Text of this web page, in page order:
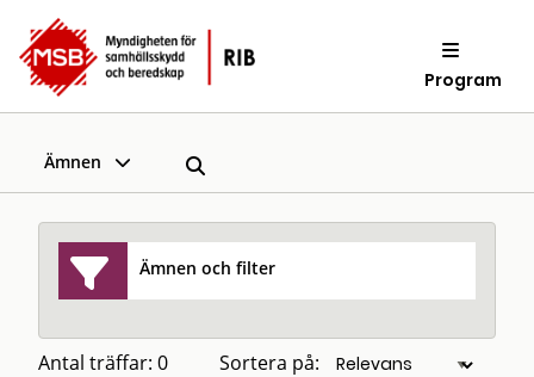
Program
Ämnen
Ämnen och filter
Antal träffar: 0 Sortera på: